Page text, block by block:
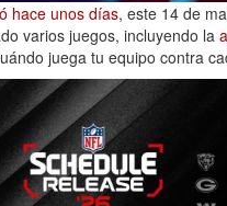
hace unos días, este 14 de
varios juegos, incluyendo la
juega tu equipo contra